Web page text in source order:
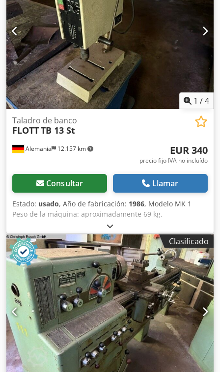
1 /4
Alemania 12.157 km
Taladro de banco
FLOTTTB 13 St
EUR 340
precio fijo IVA no incluído
Consultar Llamar
Estado: usado, Año de fabricación: 1986, Modelo MK 1
Peso de la máquina: aproximadamente 69 kg.
Clasificado